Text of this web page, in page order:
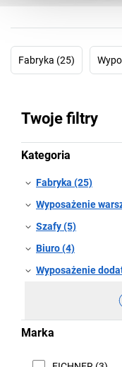
Fabryka (25)
Twoje filtry
Kategoria
Fabryka (25)
Wyposażenie
Szafy (5)
Biuro (4)
Wyposażenie
Marka